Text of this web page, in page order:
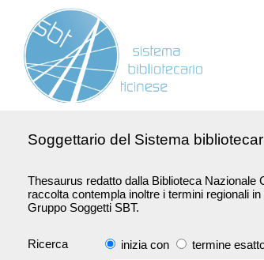
Soggettario del Sistema
Thesaurus redatto dalla Biblioteca Nazionale
raccolta contempla inoltre i termini regionali
Gruppo Soggetti SBT.
Ricerca inizia con termine